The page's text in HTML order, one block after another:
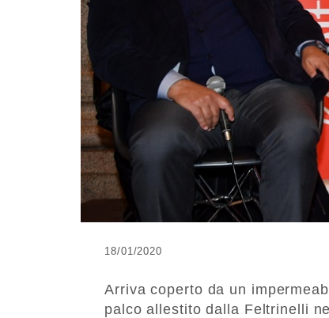
18/01/2020
Arriva coperto da un
palco allestito dalla Feltrinelli